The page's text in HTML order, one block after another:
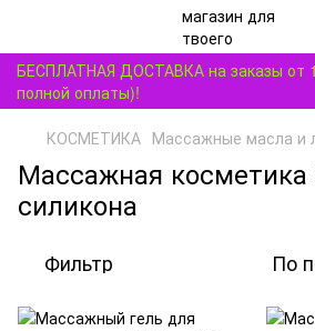
БЕСПЛАТНАЯ ДОСТАВКА на заказы от
полной оплаты)!
КОСМЕТИКА Массажные масла и
Массажная
силикона
Фильтр По